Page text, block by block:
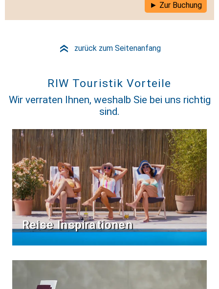
Zur Buchung
» zurück zum Seitenanfang
RIW Touristik Vorteile
Wir verraten Ihnen, weshalb Sie bei uns richtig
sind.
Reise Inspirationen